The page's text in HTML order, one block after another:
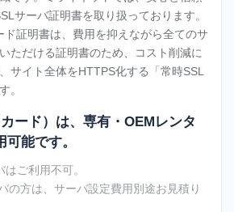
サーバ証明書を取り扱っております。
ド証明書は、費用を抑えながら全てのサ
ただける証明書のため、コスト削減に
サイト全体をHTTPS化する「常時SSL
。
ード）は、専有・OEMレンタ
能です。
ご利用不可。
の方は、サーバ設定費用別途お見積り